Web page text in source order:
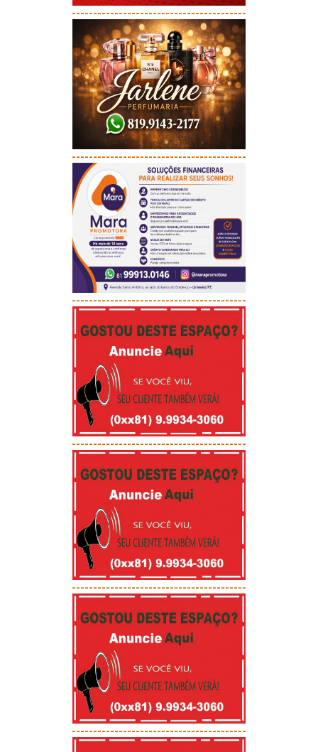
-----------------------------------------
-----------------------------------------
-----------------------------------------
-----------------------------------------
-----------------------------------------
-----------------------------------------